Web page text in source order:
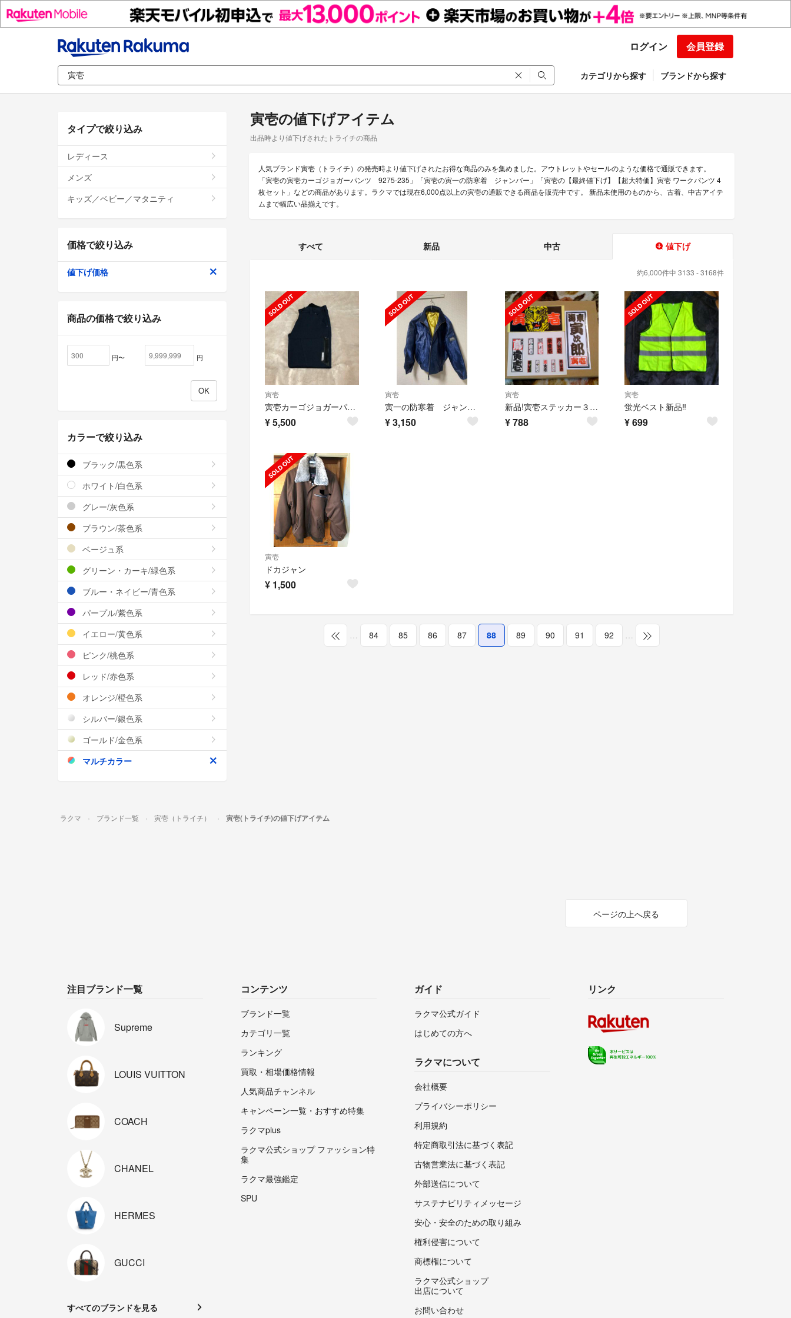
ログイン 会員登録
カテゴリから探す ブランドから探す
寅壱の値下げアイテム
出品時より値下げされたトライチの商品
人気ブランド寅壱（トライチ）の発売時より値下げされたお得な商品のみを集めました。アウトレットやセールのような価格で通販できます。
「寅壱の寅壱カーゴジョガーパンツ 9275-235」「寅壱の寅一の防寒着 ジャンバー」「寅壱の【最終値下げ】【超大特価】寅壱 ワークパンツ 4
枚セット」などの商品があります。ラクマでは現在6,000点以上の寅壱の通販できる商品を販売中です。 新品未使用のものから、古着、中古アイテ
ムまで幅広い品揃えです。
すべて 新品 中古 値下げ
約6,000件中 3133 - 3168件
寅壱
寅壱カーゴジョガーパンツ 9275-235
¥5,500
寅壱
寅一の防寒着 ジャンバー
¥3,150
寅壱
新品!寅壱ステッカー３点セット！
¥788
寅壱
蛍光ベスト新品‼️
¥699
寅壱
ドカジャン
¥ 1,500
… 84 85 86 87 88 89 90 91 92 …
タイプで絞り込み
レディース
メンズ
キッズ／ベビー／マタニティ
価格で絞り込み
値下げ価格
商品の価格で絞り込み
円〜 円
カラーで絞り込み
ブラック/黒色系
ホワイト/白色系
グレー/灰色系
ブラウン/茶色系
ベージュ系
グリーン・カーキ/緑色系
ブルー・ネイビー/青色系
パープル/紫色系
イエロー/黄色系
ピンク/桃色系
レッド/赤色系
オレンジ/橙色系
シルバー/銀色系
ゴールド/金色系
マルチカラー
ラクマ ブランド一覧 寅壱（トライチ） 寅壱(トライチ)の値下げアイテム
ページの上へ戻る
注目ブランド一覧
Supreme
LOUIS VUITTON
COACH
CHANEL
HERMES
GUCCI
すべてのブランドを見る
コンテンツ
ブランド一覧
カテゴリ一覧
ランキング
買取・相場価格情報
人気商品チャンネル
キャンペーン一覧・おすすめ特集
ラクマplus
ラクマ公式ショップ ファッション特
集
ラクマ最強鑑定
SPU
ガイド
ラクマ公式ガイド
はじめての方へ
ラクマについて
会社概要
プライバシーポリシー
利用規約
特定商取引法に基づく表記
古物営業法に基づく表記
外部送信について
サステナビリティメッセージ
安心・安全のための取り組み
権利侵害について
商標権について
ラクマ公式ショップ
出店について
お問い合わせ
リンク